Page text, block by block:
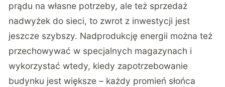
prądu na własne potrzeby, ale też sprzedaż
nadwyżek do sieci, to zwrot z inwestycji jest
jeszcze szybszy. Nadprodukcję energii można też
przechowywać w specjalnych magazynach i
wykorzystać wtedy, kiedy zapotrzebowanie
budynku jest większe – każdy promień słońca